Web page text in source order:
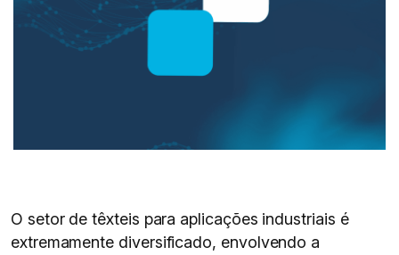
O setor de têxteis para aplicações industriais é
extremamente diversificado, envolvendo a